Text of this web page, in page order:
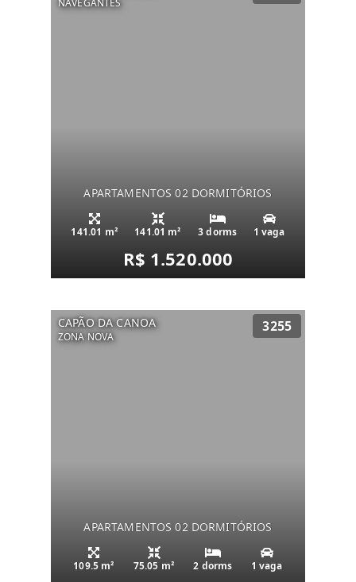
NAVEGANTES
APARTAMENTOS 02 DORMITÓRIOS
141.01 m² 141.01 m² 3 dorms 1 vaga
R$ 1.520.000
CAPÃO DA CANOA
ZONA NOVA
3255
APARTAMENTOS 02 DORMITÓRIOS
109.5 m² 75.05 m² 2 dorms 1 vaga